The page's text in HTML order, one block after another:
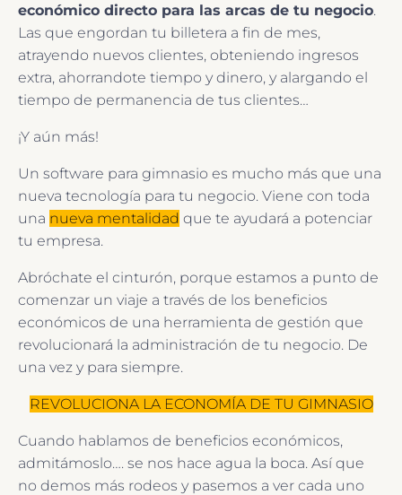
económico directo para las arcas de tu negocio.
Las que engordan tu billetera a fin de mes,
atrayendo nuevos clientes, obteniendo ingresos
extra, ahorrandote tiempo y dinero, y alargando el
tiempo de permanencia de tus clientes…
¡Y aún más!
Un software para gimnasio es mucho más que una
nueva tecnología para tu negocio. Viene con toda
una nueva mentalidad que te ayudará a potenciar
tu empresa.
Abróchate el cinturón, porque estamos a punto de
comenzar un viaje a través de los beneficios
económicos de una herramienta de gestión que
revolucionará la administración de tu negocio. De
una vez y para siempre.
REVOLUCIONA LA ECONOMÍA DE TU GIMNASIO
Cuando hablamos de beneficios económicos,
admitámoslo…. se nos hace agua la boca. Así que
no demos más rodeos y pasemos a ver cada uno